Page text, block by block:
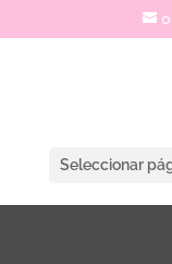
Seleccionar